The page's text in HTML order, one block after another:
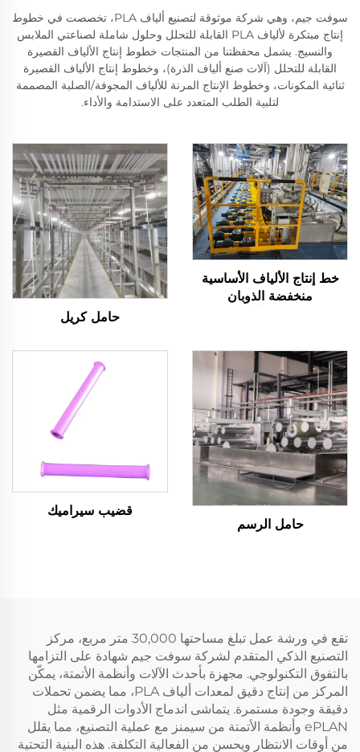
سوفت جيم، وهي شركة موثوقة لتصنيع ألياف PLA، تخصصت في خطوط
إنتاج مبتكرة لألياف PLA القابلة للتحلل وحلول شاملة لصناعتي الملابس
والنسيج. يشمل محفظتنا من المنتجات خطوط إنتاج الألياف القصيرة
القابلة للتحلل (آلات صنع ألياف الذرة)، وخطوط إنتاج الألياف القصيرة
ثنائية المكونات، وخطوط الإنتاج المرنة للألياف المجوفة/الصلبة المصممة
لتلبية الطلب المتعدد على الاستدامة والأداء.
خط إنتاج الألياف الأساسية
منخفضة الذوبان
حامل كريل
حامل الرسم
قضيب سيراميك
تقع في ورشة عمل تبلغ مساحتها 30,000 متر مربع، مركز
التصنيع الذكي المتقدم لشركة سوفت جيم شهادة على التزامها
بالتفوق التكنولوجي. مجهزة بأحدث الآلات وأنظمة الأتمتة، يمكّن
المركز من إنتاج دقيق لمعدات ألياف PLA، مما يضمن تحملات
دقيقة وجودة مستمرة. يتماشى اندماج الأدوات الرقمية مثل
ePLAN وأنظمة الأتمتة من سيمنز مع عملية التصنيع، مما يقلل
من أوقات الانتظار ويحسن من الفعالية التكلفة. هذه البنية التحتية